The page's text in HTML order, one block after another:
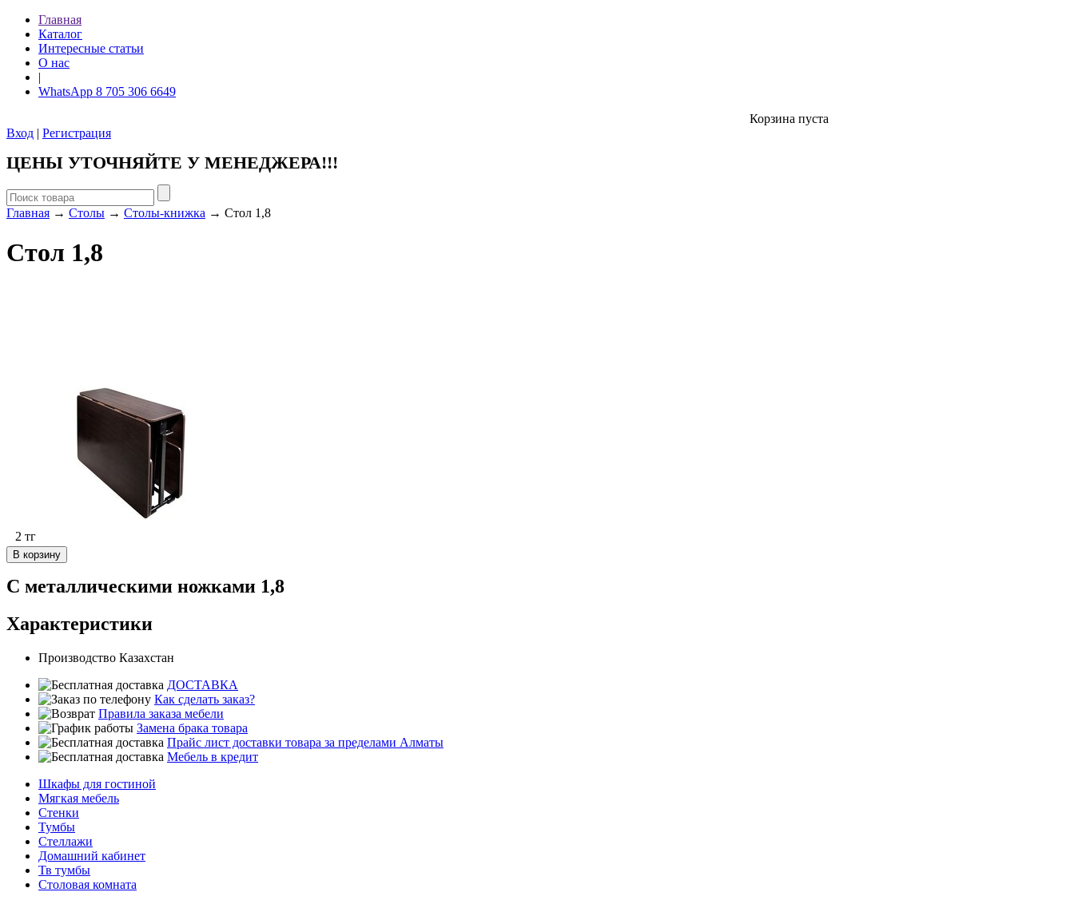
Главная
Каталог
Интересные статьи
О нас
|
WhatsApp 8 705 306 6649
Корзина пуста
Вход | Регистрация
ЦЕНЫ УТОЧНЯЙТЕ У МЕНЕДЖЕРА!!!
Главная → Столы → Столы-книжка → Стол 1,8
Стол 1,8
2 тг
В корзину
С металлическими ножками 1,8
Характеристики
Производство Казахстан
ДОСТАВКА
Как сделать заказ?
Правила заказа мебели
Замена брака товара
Прайс лист доставки товара за пределами Алматы
Мебель в кредит
Шкафы для гостиной
Мягкая мебель
Стенки
Тумбы
Стеллажи
Домашний кабинет
Тв тумбы
Столовая комната